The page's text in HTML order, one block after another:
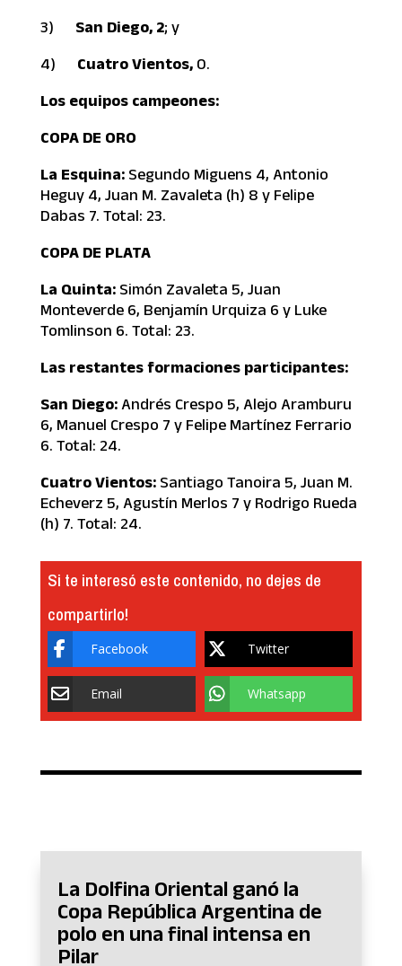
3) San Diego, 2; y
4) Cuatro Vientos, 0.
Los equipos campeones:
COPA DE ORO
La Esquina: Segundo Miguens 4, Antonio
Heguy 4, Juan M. Zavaleta (h) 8 y Felipe
Dabas 7. Total: 23.
COPA DE PLATA
La Quinta: Simón Zavaleta 5, Juan
Monteverde 6, Benjamín Urquiza 6 y Luke
Tomlinson 6. Total: 23.
Las restantes formaciones participantes:
San Diego: Andrés Crespo 5, Alejo Aramburu
6, Manuel Crespo 7 y Felipe Martínez Ferrario
6. Total: 24.
Cuatro Vientos: Santiago Tanoira 5, Juan M.
Echeverz 5, Agustín Merlos 7 y Rodrigo Rueda
(h) 7. Total: 24.
Si te interesó este contenido, no dejes de
compartirlo!
Facebook Twitter
Email Whatsapp
La Dolfina Oriental ganó la
Copa República Argentina de
polo en una final intensa en
Pilar